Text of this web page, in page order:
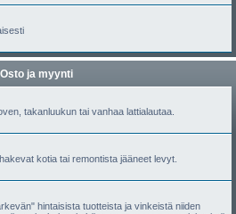
Osto ja myynti
takanluukun tai vanhaa lattialautaa.
kotia tai remontista jääneet levyt.
hintaisista tuotteista ja vinkeistä niiden